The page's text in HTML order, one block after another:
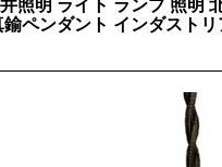
照明 ライト ランプ 照明
ペンダント インダスト